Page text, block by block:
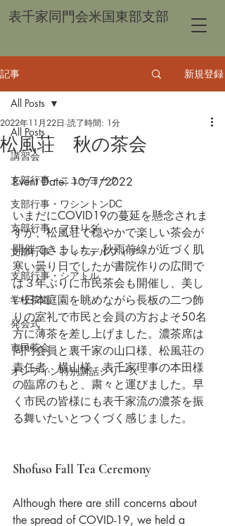
表千家同門会米国東部支部
記事 新規登録
All Posts
講習会
支部行事・ニューヨーク
支部行事・ワシントンDC
支部行事・フロリダ
支部行事・フィラデルフィア
支部行事・シアトル
学校茶道
発会式
市民茶会
オンライン特別講話シリーズ
All Posts
松風荘 秋の茶会
2022年11月22日 読了時間: 1分
Event Date: 10/1/2022
いまだにCOVID19の蔓延を懸念されま
すが、松風荘で穏やかで楽しい茶会が
開催できました。秋雨前線が近づく肌
寒い曇り日でしたが書院作りの広間で
は３年ぶりに市民茶会も開催し、美し
い日本庭園を眺めながら長板の二つ飾
りの室礼で市民と会員の方およそ50名
方に薄茶を差し上げました。濃茶席は
同門会員と裏千家の山口様、松風荘の
責任者、横山様、表千家理事の本田様
の臨席のもと、粛々と運びました。早
く市民の皆様にも表千家流の濃茶を振
る舞いたいとつくづく感じました。
Shofuso Fall Tea Ceremony
Although there are still concerns about
the spread of COVID-19, we held a